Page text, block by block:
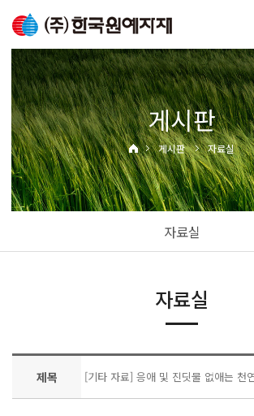
게시판
게시판 자료실
자료실
자료실
제목 [기타 자료] 응애 및 진딧물 없애는 천